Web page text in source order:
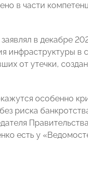
в части
в декабре
инфраструктуры в
от утечки,
особенно
риска
есть у